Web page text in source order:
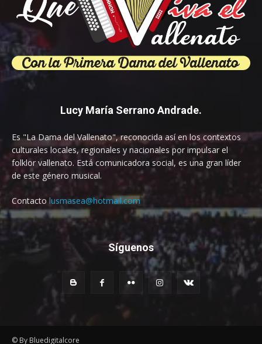
Lucy María Serrano Andrade.
Es "La Dama del Vallenato", reconocida así en los contextos
culturales locales, regionales y nacionales por impulsar el
folklor vallenato. Está comunicadora social, es una gran líder
de este género musical.
Contacto lusmasea@hotmail.com
Síguenos
© By Bluedigitalcore